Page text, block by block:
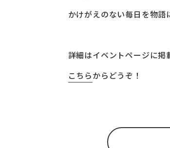
かけがえのない毎日を物語
詳細はイベントページに掲
こちらからどうぞ！